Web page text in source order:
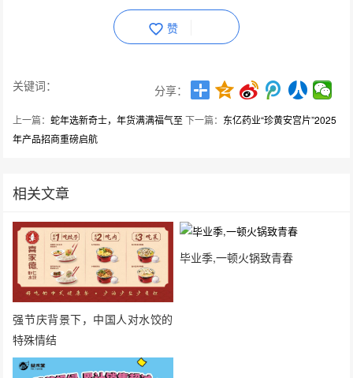
赞
关键词： 分享：
上一篇：蛇年选新奇士，年货满满福气至 下一篇： 东亿药业“珍黄安宫片”2025
年产品招商重磅启航
相关文章
强节庆背景下，中国人对水饺的
特殊情结
毕业季,一顿火锅致青春